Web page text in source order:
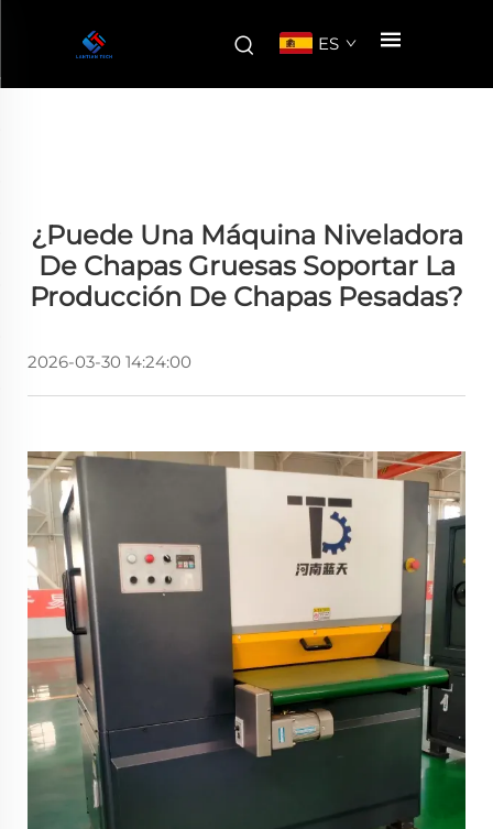
ES
¿Puede Una Máquina Niveladora
De Chapas Gruesas Soportar La
Producción De Chapas Pesadas?
2026-03-30 14:24:00